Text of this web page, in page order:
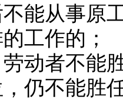
能从事原
工作的；
者不能胜
仍不能胜